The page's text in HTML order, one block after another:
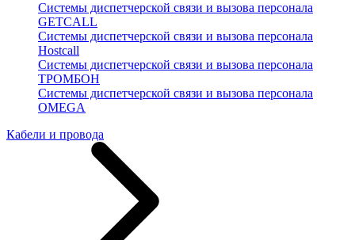
Системы диспетчерской связи и вызова персонала
GETCALL
Системы диспетчерской связи и вызова персонала
Hostcall
Системы диспетчерской связи и вызова персонала
ТРОМБОН
Системы диспетчерской связи и вызова персонала
OMEGA
Кабели и провода